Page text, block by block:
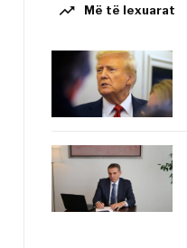
trending_up Më të lexuarat